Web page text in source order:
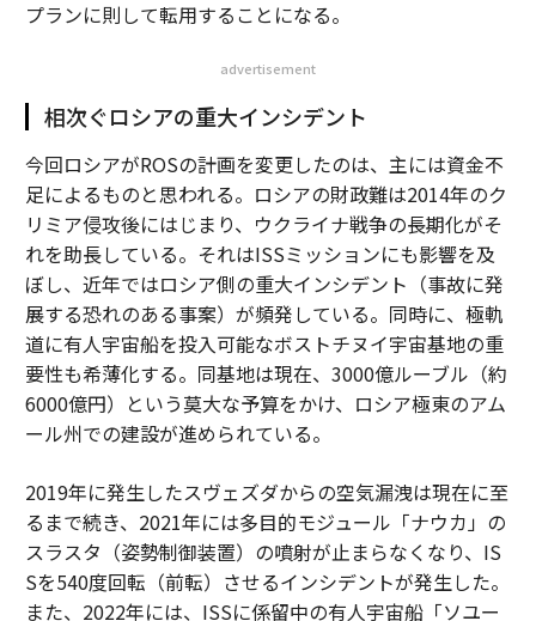
プランに則して転用することになる。
advertisement
相次ぐロシアの重大インシデント
今回ロシアがROSの計画を変更したのは、主には資金不
足によるものと思われる。ロシアの財政難は2014年のク
リミア侵攻後にはじまり、ウクライナ戦争の長期化がそ
れを助長している。それはISSミッションにも影響を及
ぼし、近年ではロシア側の重大インシデント（事故に発
展する恐れのある事案）が頻発している。同時に、極軌
道に有人宇宙船を投入可能なボストチヌイ宇宙基地の重
要性も希薄化する。同基地は現在、3000億ルーブル（約
6000億円）という莫大な予算をかけ、ロシア極東のアム
ール州での建設が進められている。
2019年に発生したスヴェズダからの空気漏洩は現在に至
るまで続き、2021年には多目的モジュール「ナウカ」の
スラスタ（姿勢制御装置）の噴射が止まらなくなり、IS
Sを540度回転（前転）させるインシデントが発生した。
また、2022年には、ISSに係留中の有人宇宙船「ソユー